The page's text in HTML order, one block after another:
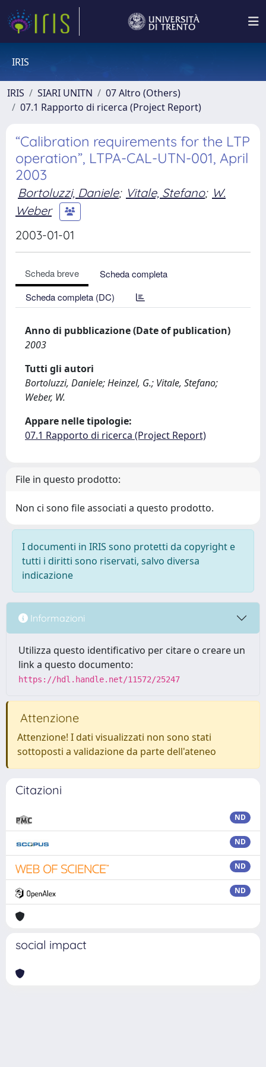
IRIS
IRIS SIARI UNITN
07 Altro (Others)
07.1 Rapporto di ricerca (Project Report)
“Calibration requirements for the LTP
operation”, LTPA-CAL-UTN-001, April
2003
Bortoluzzi, Daniele; Vitale, Stefano; W.
Weber
2003-01-01
Scheda breve
Scheda completa
Scheda completa (DC)
Anno di pubblicazione (Date of publication)
2003
Tutti gli autori
Bortoluzzi, Daniele; Heinzel, G.; Vitale, Stefano;
Weber, W.
Appare nelle tipologie:
07.1 Rapporto di ricerca (Project Report)
File in questo prodotto:
Non ci sono file associati a questo prodotto.
I documenti in IRIS sono protetti da copyright e
tutti i diritti sono riservati, salvo diversa
indicazione
Informazioni
Utilizza questo identificativo per citare o creare un
link a questo documento:
https://hdl.handle.net/11572/25247
Attenzione
Attenzione! I dati visualizzati non sono stati
sottoposti a validazione da parte dell'ateneo
Citazioni
ND
ND
ND
ND
social impact